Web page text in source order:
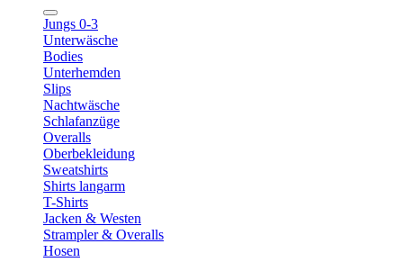
Jungs 0-3
Unterwäsche
Bodies
Unterhemden
Slips
Nachtwäsche
Schlafanzüge
Overalls
Oberbekleidung
Sweatshirts
Shirts langarm
T-Shirts
Jacken & Westen
Strampler & Overalls
Hosen